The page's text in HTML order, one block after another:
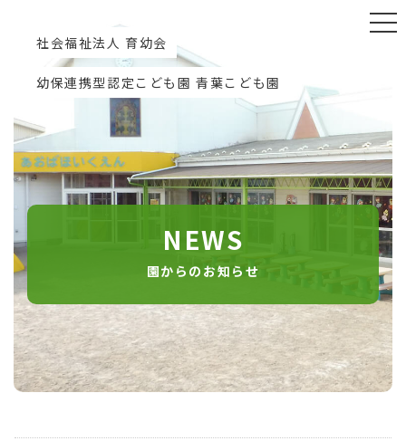
社会福祉法人 育幼会
幼保連携型認定こども園 青葉こども園
NEWS
園からのお知らせ